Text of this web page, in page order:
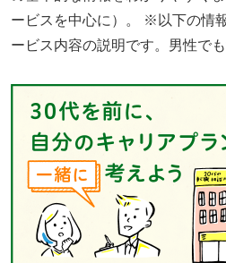
ービスを中心に）。 ※以下の情
ービス内容の説明です。男性で